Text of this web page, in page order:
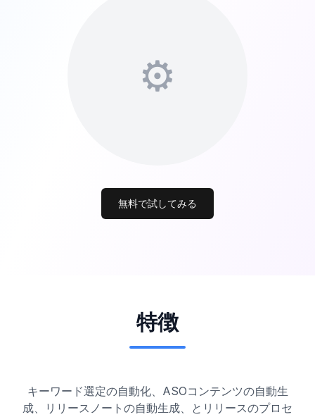
⚙️
無料で試してみる
特徴
キーワード選定の自動化、ASOコンテンツの自動生
成、リリースノートの自動生成、とリリースのプロセ